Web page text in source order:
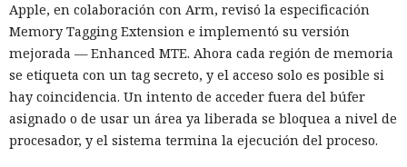
Apple, en colaboración con Arm, revisó la especificación
Memory Tagging Extension e implementó su versión
mejorada — Enhanced MTE. Ahora cada región de memoria
se etiqueta con un tag secreto, y el acceso solo es posible si
hay coincidencia. Un intento de acceder fuera del búfer
asignado o de usar un área ya liberada se bloquea a nivel de
procesador, y el sistema termina la ejecución del proceso.